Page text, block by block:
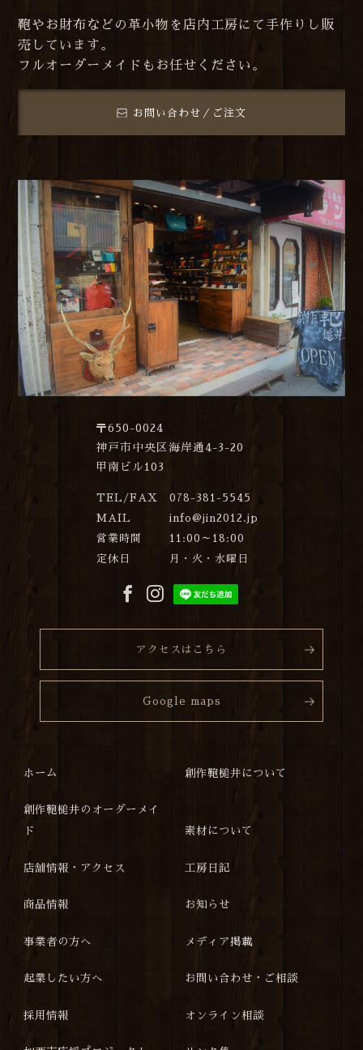
鞄やお財布などの革小物を店内工房にて手作りし販
売しています。
フルオーダーメイドもお任せください。
お問い合わせ／ご注文
〒650-0024
神戸市中央区海岸通4-3-20
甲南ビル103
TEL/FAX
078-381-5545
MAIL
info@jin2012.jp
営業時間
11:00～18:00
定休日
月・火・水曜日
アクセスはこちら
Google maps
ホーム 創作鞄槌井について
創作鞄槌井のオーダーメイ
ド
素材について
店舗情報・アクセス 工房日記
商品情報 お知らせ
事業者の方へ メディア掲載
起業したい方へ お問い合わせ・ご相談
採用情報 オンライン相談